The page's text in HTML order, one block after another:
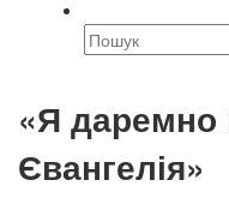
«Я даремно
Євангелія»